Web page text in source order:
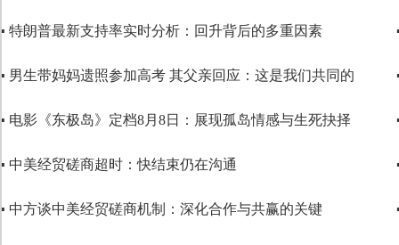
▪ 特朗普最新支持率实时分析：回升背后的多重因素
▪ 男生带妈妈遗照参加高考 其父亲回应：这是我们共同的
▪ 电影《东极岛》定档8月8日：展现孤岛情感与生死抉择
▪ 中美经贸磋商超时：快结束仍在沟通
▪ 中方谈中美经贸磋商机制：深化合作与共赢的关键